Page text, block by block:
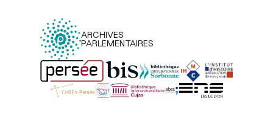
ARCHIVES
PARLEMENTAIRES